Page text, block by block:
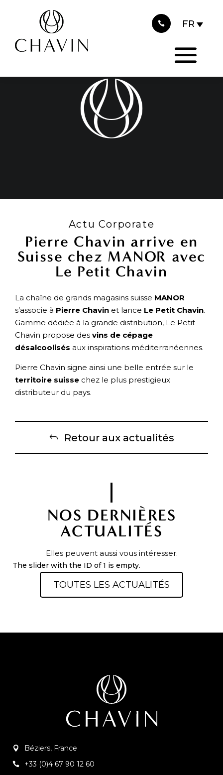
Actu Corporate
Pierre Chavin arrive en
Suisse chez MANOR avec
Le Petit Chavin
La chaîne de grands magasins suisse MANOR
s’associe à Pierre Chavin et lance Le Petit Chavin.
Gamme dédiée à la grande distribution, Le Petit
Chavin propose des vins de cépage
désalcoolisés aux inspirations méditerranéennes.
Pierre Chavin signe ainsi une belle entrée sur le
territoire suisse chez le plus prestigieux
distributeur du pays.
Retour aux actualités
NOS DERNIÈRES
ACTUALITÉS
Elles peuvent aussi vous intéresser.
The slider with the ID of 1 is empty.
TOUTES LES ACTUALITÉS
Béziers, France
+33 (0)4 67 90 12 60